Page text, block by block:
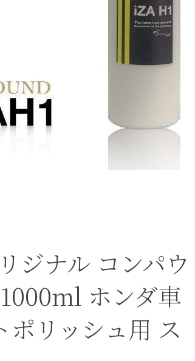
ジナル コンパウ
ホンダ車
ポリッシュ用 ス